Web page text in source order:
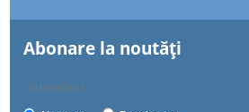
Abonare la noutăţi